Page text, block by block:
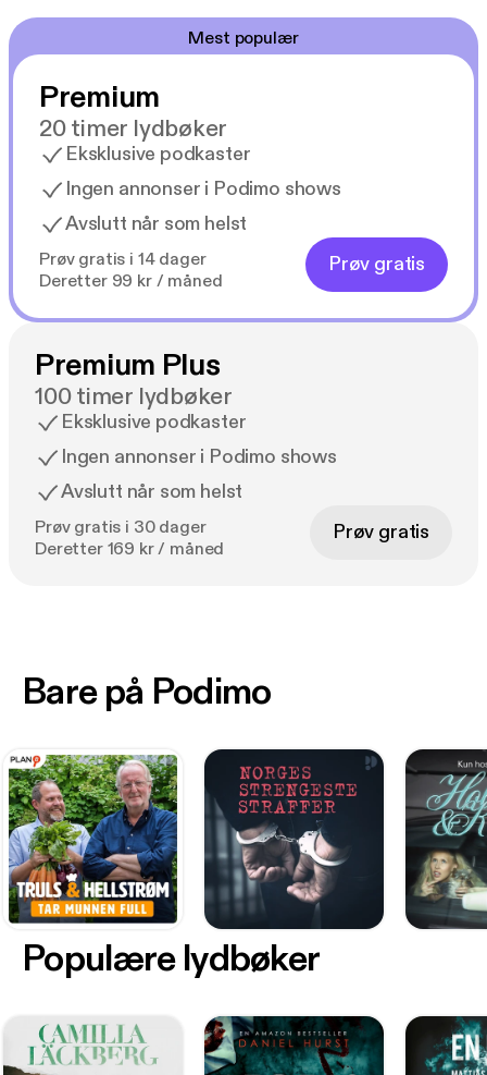
Mest populær
Premium
20 timer lydbøker
Eksklusive podkaster
Ingen annonser i Podimo shows
Avslutt når som helst
Prøv gratis i 14 dager
Deretter 99 kr / måned
Prøv gratis
Premium Plus
100 timer lydbøker
Eksklusive podkaster
Ingen annonser i Podimo shows
Avslutt når som helst
Prøv gratis i 30 dager
Deretter 169 kr / måned
Prøv gratis
Bare på Podimo
Populære lydbøker